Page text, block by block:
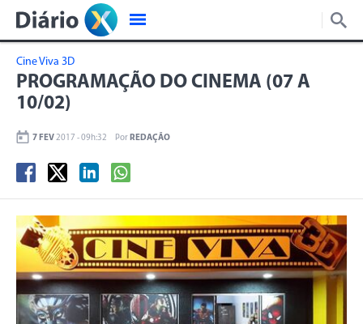
Cine Viva 3D
PROGRAMAÇÃO DO CINEMA (07 A
10/02)
7 FEV2017 - 09h:32 Por REDAÇÃO